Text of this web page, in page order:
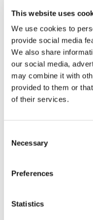
This website uses
We use cookies to
provide social media
We also share
our social media,
may combine it with
provided to them or
of their services.
Selection
Necessary
Preferences
Statistics
Alla fine il mio
stato concesso un
adulto al suo
Dopo cinque
che la madre dello
erano diventati
alloggi temporanei,
petto, poiché
vivendo con i miei
dialogo e mettermi
Questo mi ha